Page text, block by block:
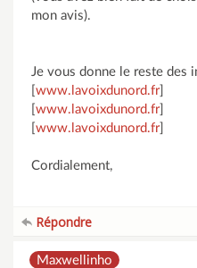
mon avis).
Je vous donne le reste des
www.lavoixdunord.fr]
www.lavoixdunord.fr]
www.lavoixdunord.fr]
Cordialement,
Répondre
Maxwellinho